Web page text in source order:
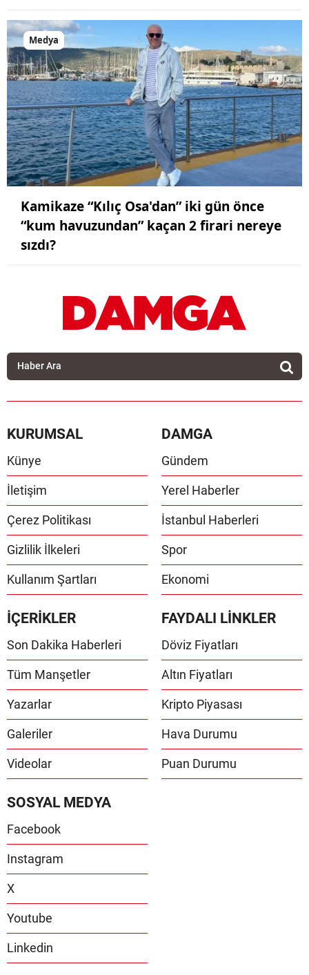
Medya
Kamikaze “Kılıç Osa'dan” iki gün önce
“kum havuzundan” kaçan 2 firari nereye
sızdı?
KURUMSAL
Künye
İletişim
Çerez Politikası
Gizlilik İlkeleri
Kullanım Şartları
DAMGA
Gündem
Yerel Haberler
İstanbul Haberleri
Spor
Ekonomi
İÇERİKLER
Son Dakika Haberleri
Tüm Manşetler
Yazarlar
Galeriler
Videolar
FAYDALI LİNKLER
Döviz Fiyatları
Altın Fiyatları
Kripto Piyasası
Hava Durumu
Puan Durumu
SOSYAL MEDYA
Facebook
Instagram
X
Youtube
Linkedin